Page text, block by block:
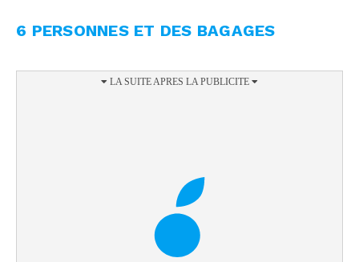
6 PERSONNES ET DES BAGAGES